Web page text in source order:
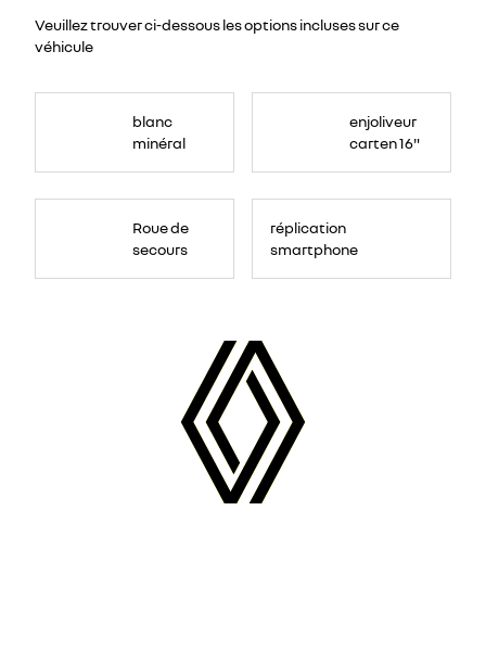
Veuillez trouver ci-dessous les options incluses sur ce
véhicule
blanc
minéral
enjoliveur
carten 16"
Roue de
secours
réplication
smartphone